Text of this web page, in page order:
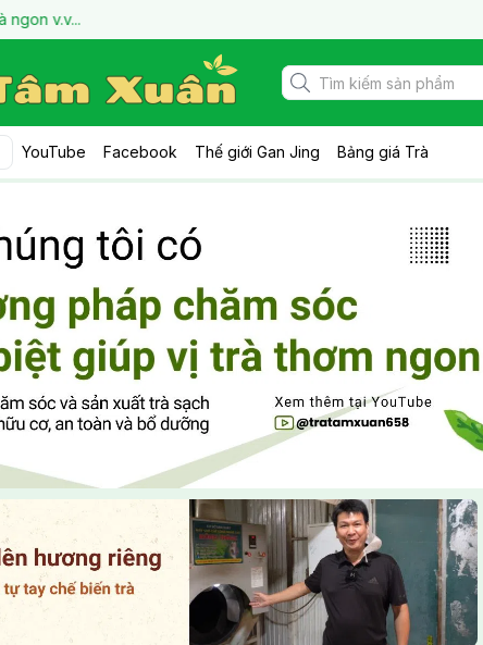
YouTube Facebook Thế giới Gan Jing Bảng giá Trà